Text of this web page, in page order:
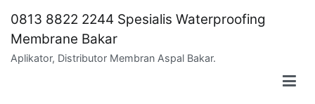
content
0813 8822 2244 Spesialis Waterproofing
Membrane Bakar
Aplikator, Distributor Membran Aspal Bakar.